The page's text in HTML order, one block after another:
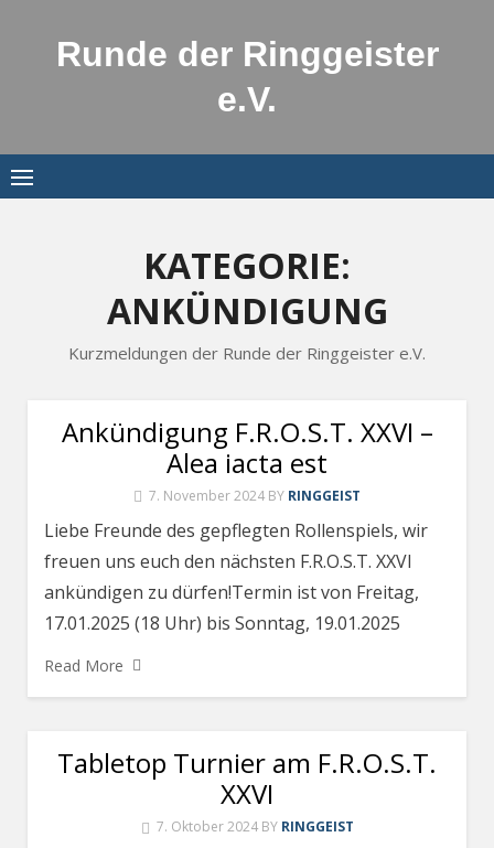
Runde der Ringgeister
e.V.
KATEGORIE:
ANKÜNDIGUNG
Kurzmeldungen der Runde der Ringgeister e.V.
Ankündigung F.R.O.S.T. XXVI –
Alea iacta est
7. November 2024 BY RINGGEIST
Liebe Freunde des gepflegten Rollenspiels, wir
freuen uns euch den nächsten F.R.O.S.T. XXVI
ankündigen zu dürfen!Termin ist von Freitag,
17.01.2025 (18 Uhr) bis Sonntag, 19.01.2025
Read More
Tabletop Turnier am F.R.O.S.T.
XXVI
7. Oktober 2024 BY RINGGEIST